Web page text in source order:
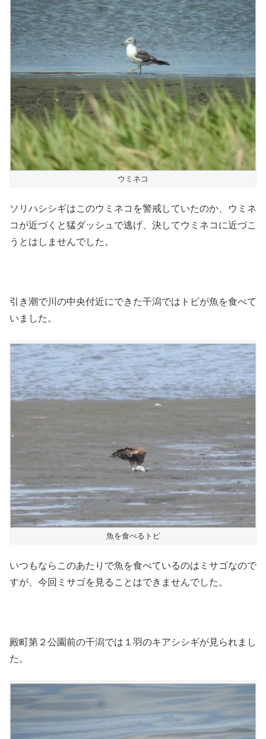
ウミネコ
ソリハシシギはこのウミネコを警戒していたのか、ウミネ
コが近づくと猛ダッシュで逃げ、決してウミネコに近づこ
うとはしませんでした。
引き潮で川の中央付近にできた干潟ではトビが魚を食べて
いました。
魚を食べるトビ
いつもならこのあたりで魚を食べているのはミサゴなので
すが、今回ミサゴを見ることはできませんでした。
殿町第２公園前の干潟では１羽のキアシシギが見られまし
た。